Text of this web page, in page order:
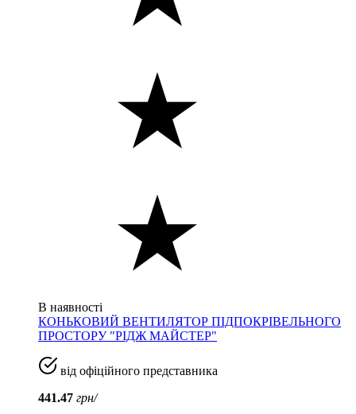
В наявності
КОНЬКОВИЙ ВЕНТИЛЯТОР ПІДПОКРІВЕЛЬНОГО
ПРОСТОРУ "РІДЖ МАЙСТЕР"
від офіційного представника
441.47 грн/